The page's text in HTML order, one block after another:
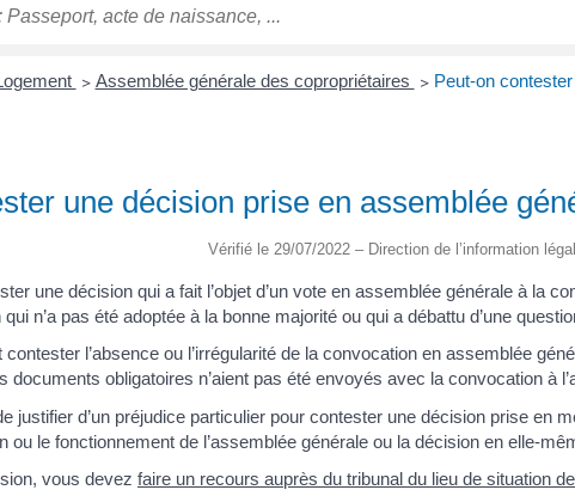
> Assemblée générale des copropriétaires > Peut-on
une décision prise en assemblée
Vérifié le 29/07/2022 – Direction de l’information
une décision qui a fait l’objet d’un vote en assemblée générale à la
n’a pas été adoptée à la bonne majorité ou qui a débattu d’une
l’absence ou l’irrégularité de la convocation en assemblée
documents obligatoires n’aient pas été envoyés avec la convocation à
justifier d’un préjudice particulier pour contester une décision prise
ou le fonctionnement de l’assemblée générale ou la décision en elle-
vous devez faire un recours auprès du tribunal du lieu de situation